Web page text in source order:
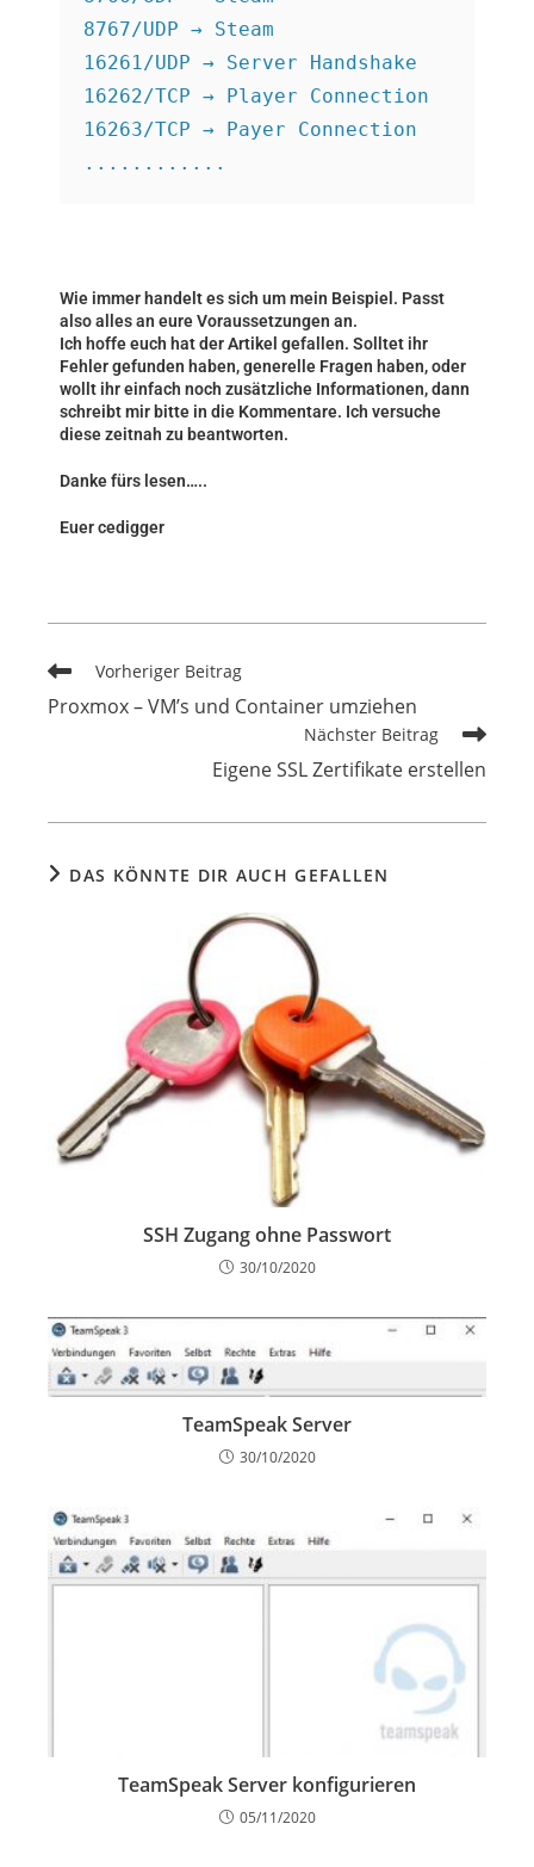
8767/UDP → Steam
16261/UDP → Server Handshake
16262/TCP → Player Connection
16263/TCP → Payer Connection
............
Wie immer handelt es sich um mein Beispiel. Passt
also alles an eure Voraussetzungen an.
Ich hoffe euch hat der Artikel gefallen. Solltet ihr
Fehler gefunden haben, generelle Fragen haben, oder
wollt ihr einfach noch zusätzliche Informationen, dann
schreibt mir bitte in die Kommentare. Ich versuche
diese zeitnah zu beantworten.
Danke fürs lesen…..
Euer cedigger
Vorheriger Beitrag
Proxmox – VM’s und Container umziehen
Nächster Beitrag
Eigene SSL Zertifikate erstellen
DAS KÖNNTE DIR AUCH GEFALLEN
SSH Zugang ohne Passwort
30/10/2020
TeamSpeak Server
30/10/2020
TeamSpeak Server konfigurieren
05/11/2020